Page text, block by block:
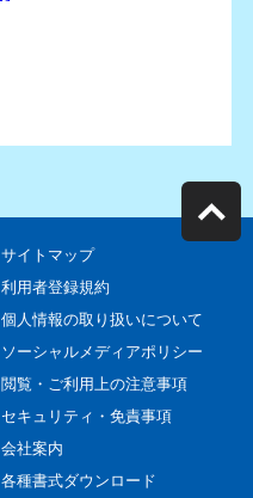
サイトマップ
利用者登録規約
個人情報の取り扱いについて
ソーシャルメディアポリシー
閲覧・ご利用上の注意事項
セキュリティ・免責事項
会社案内
各種書式ダウンロード